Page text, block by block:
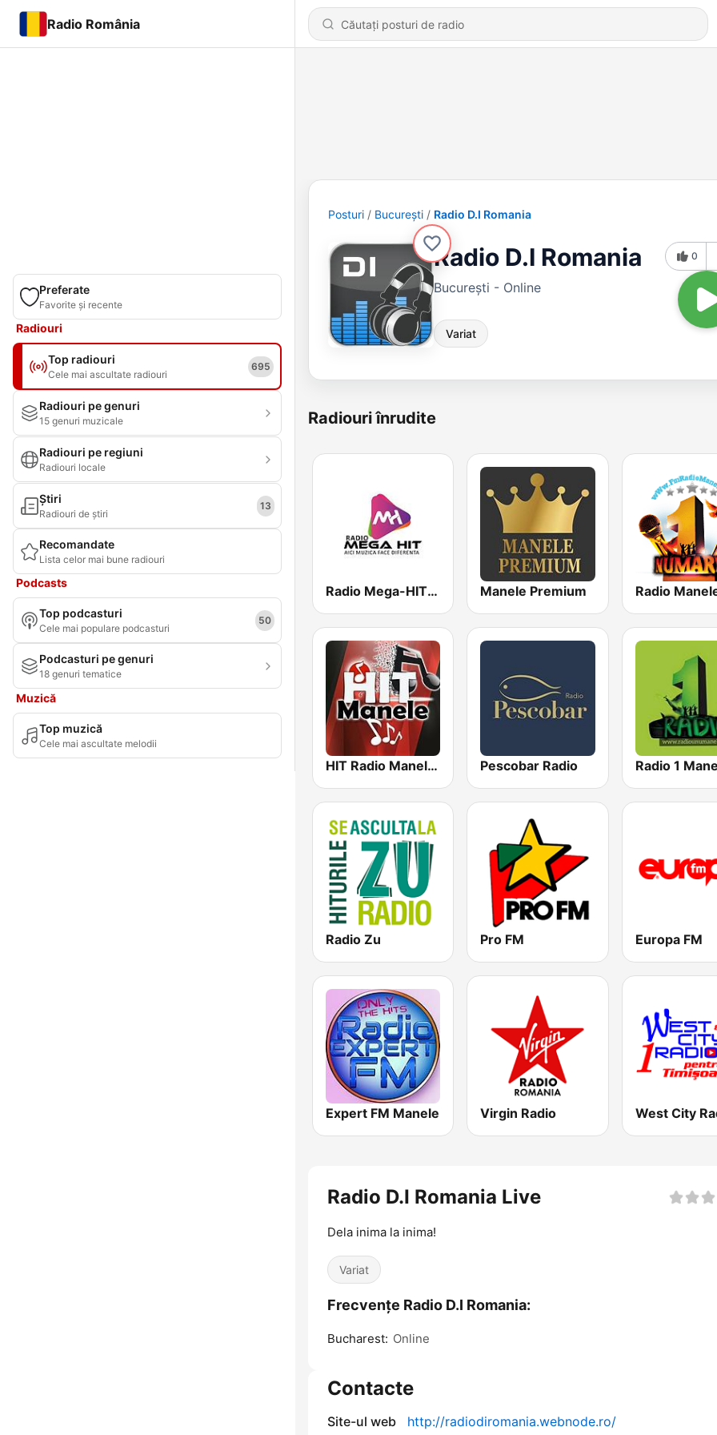
Radio România
Preferate
Favorite și recente
Radiouri
Top radiouri
Cele mai ascultate radiouri
695
Radiouri pe genuri
15 genuri muzicale
Radiouri pe regiuni
Radiouri locale
Știri
Radiouri de știri
13
Recomandate
Lista celor mai bune radiouri
Podcasts
Top podcasturi
Cele mai populare podcasturi
50
Podcasturi pe genuri
18 genuri tematice
Muzică
Top muzică
Cele mai ascultate melodii
Posturi Bucureşti Radio D.I Romania
Radio D.I Romania
Bucureşti - Online
Variat
0
Radiouri înrudite
Radio Mega-HIT Romania Manele Premium Radio
HIT Radio Manele Romania Pescobar Radio Radio 1
Radio Zu Pro FM Europa FM
Expert FM Manele Virgin Radio West City
Radio D.I Romania Live
Dela inima la inima!
Variat
Frecvențe Radio D.I Romania:
Bucharest: Online
Contacte
Site-ul web http://radiodiromania.webnode.ro/